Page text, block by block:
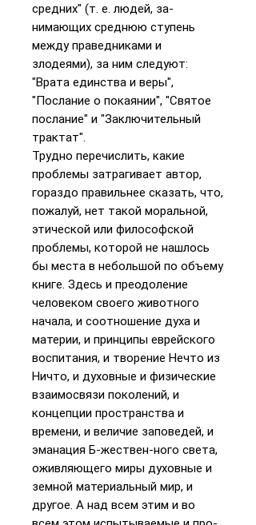
средних" (т. е. людей, за­
нимающих среднюю ступень
между праведниками и
злодеями), за ним следуют:
"Врата единства и веры",
"Послание о покаянии", "Святое
послание" и "Заключительный
трактат".
Трудно перечислить, какие
проблемы затрагивает автор,
гораздо правильнее сказать, что,
пожа­луй, нет такой моральной,
этической или философской
проблемы, ко­торой не нашлось
бы места в небольшой по объему
книге. Здесь и пре­одоление
человеком своего животного
начала, и соотношение духа и
материи, и принципы еврейского
воспитания, и творение Нечто из
Ничто, и духовные и физические
взаимосвязи поколений, и
концепции пространства и
времени, и величие заповедей, и
эманация Б-жествен-ного света,
оживляющего миры духовные и
земной материальный мир, и
другое. А над всем этим и во